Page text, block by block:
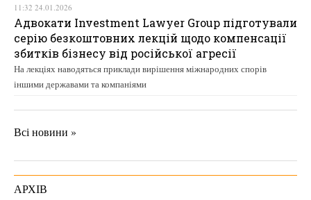
11:32 24.01.2026
Адвокати Investment Lawyer Group підготували
серію безкоштовних лекцій щодо компенсації
збитків бізнесу від російської агресії
На лекціях наводяться приклади вирішення міжнародних спорів
іншими державами та компаніями
Всі новини »
АРХІВ